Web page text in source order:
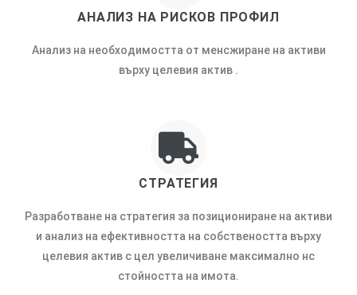
АНАЛИЗ НА РИСКОВ ПРОФИЛ
Анализ на необходимостта от менсжиране на активи
върху целевия актив .
СТРАТЕГИЯ
Разработване на стратегия за позициониране на активи
и анализ на ефективността на собствеността върху
целевия актив с цел увеличиване максимално нс
стойността на имота.